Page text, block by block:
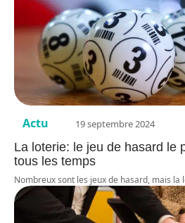
Actu 19 septembre 2024
La loterie: le jeu de hasard le
tous les temps
Nombreux sont les jeux de hasard, mais la